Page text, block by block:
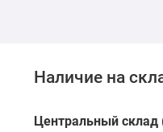
Наличие на
Центральный склад